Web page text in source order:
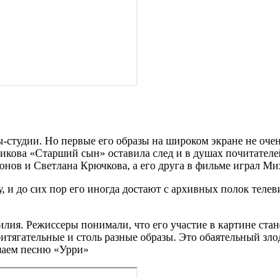
Но первые его образы на широком экране не
«Старший сын» оставила след и в душах
и Светлана Крючкова, а его друга в фильме играл
до сих пор его иногда достают с архивных полок
Режиссеры понимали, что его участие в картине
и столь разные образы. Это обаятельный
песню «Урри»